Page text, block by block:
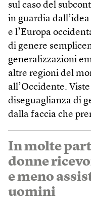
sul caso del
in guardia
e l’Europa
di genere
generalizzazioni
altre regioni del
all’Occidente.
diseguaglianza di
dalla faccia che
In molte
donne
e meno
uomini